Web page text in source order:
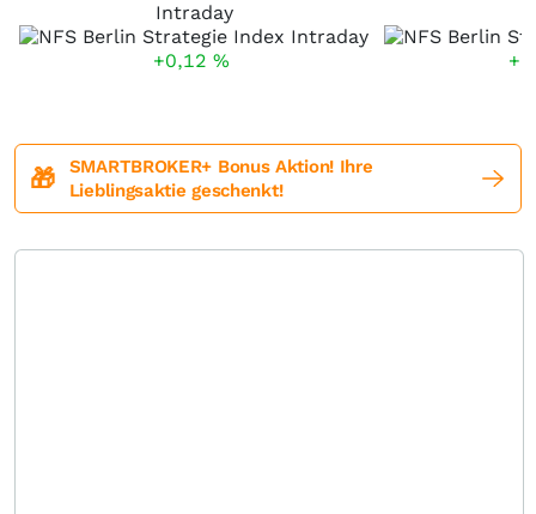
Intraday
+0,12 %
🎁
SMARTBROKER+ Bonus Aktion! Ihre
Lieblingsaktie geschenkt!